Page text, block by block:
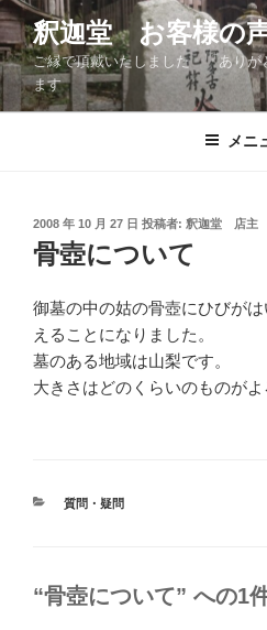
コ
ン
テ
ン
ツ
釈迦堂 お客様の
ご縁で頂戴いたしました 「ありが
ます
メニ
投
稿
日:
2008 年 10 月 27 日 投稿者: 釈迦堂 店主
骨壺について
御墓の中の姑の骨壺にひびが
えることになりました。
墓のある地域は山梨です。
大きさはどのくらいのものが
カ
質問・疑問
“骨壺について” への1